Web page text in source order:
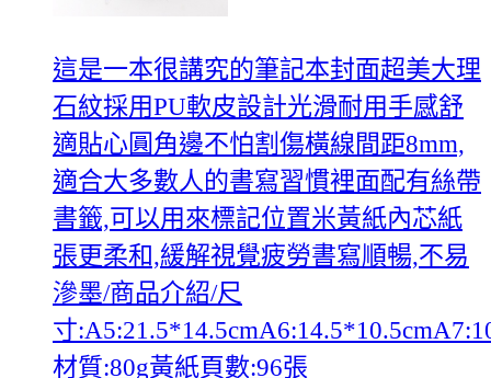
這是一本很講究的筆記本封面超美大理
石紋採用PU軟皮設計光滑耐用手感舒
適貼心圓角邊不怕割傷橫線間距8mm,
適合大多數人的書寫習慣裡面配有絲帶
書籤,可以用來標記位置米黃紙內芯紙
張更柔和,緩解視覺疲勞書寫順暢,不易
滲墨/商品介紹/尺
寸
材質:80g黃紙頁數:96張